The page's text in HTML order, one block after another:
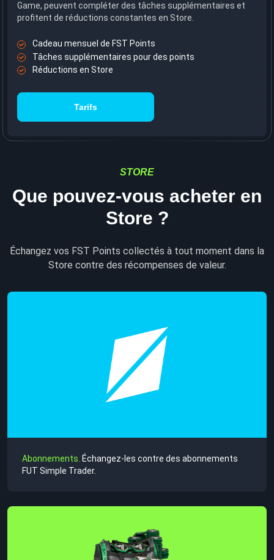
Game, peuvent compléter des tâches supplémentaires et
profitent de réductions constantes en Store.
Cadeau mensuel de FST Points
Tâches supplémentaires pour des points
Réductions en Store
Tarifs
STORE
Que pouvez-vous acheter en
Store ?
Échangez vos FST Points collectés à tout moment dans la
Store contre des récompenses de valeur.
Abonnements. Échangez-les contre des abonnements
FUT Simple Trader.